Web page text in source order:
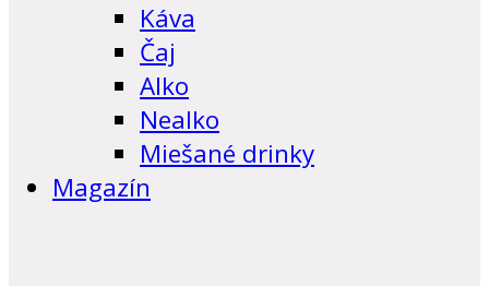
Káva
Čaj
Alko
Nealko
Miešané drinky
Magazín